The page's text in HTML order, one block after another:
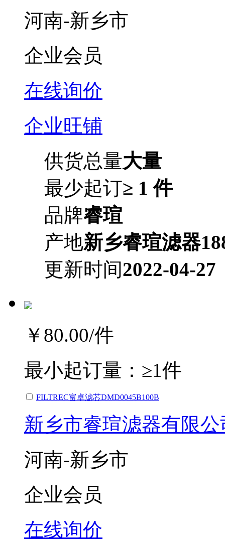
河南-新乡市
企业会员
在线询价
企业旺铺
供货总量大量
最少起订≥ 1 件
品牌睿瑄
产地新乡睿瑄滤器
更新时间2022-04-27
￥80.00/件
最小起订量： ≥1件
FILTREC富卓滤芯DMD0045B100B
新乡市睿瑄滤器有限公
河南-新乡市
企业会员
在线询价